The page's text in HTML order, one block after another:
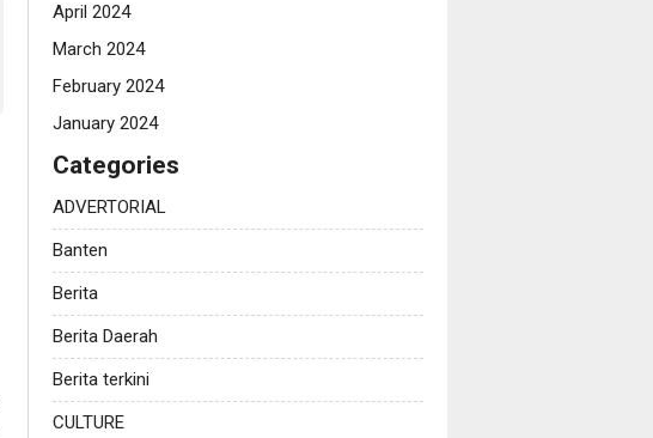
April 2024
March 2024
February 2024
January 2024
Categories
ADVERTORIAL
Banten
Berita
Berita Daerah
Berita terkini
CULTURE